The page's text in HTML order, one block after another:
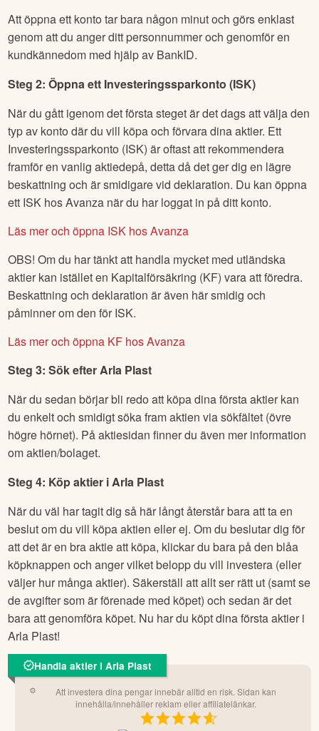
Att öppna ett konto tar bara någon minut och görs enklast
genom att du anger ditt personnummer och genomför en
kundkännedom med hjälp av BankID.
Steg 2: Öppna ett Investeringssparkonto (ISK)
När du gått igenom det första steget är det dags att välja den
typ av konto där du vill köpa och förvara dina aktier. Ett
Investeringssparkonto (ISK) är oftast att rekommendera
framför en vanlig aktiedepå, detta då det ger dig en lägre
beskattning och är smidigare vid deklaration. Du kan öppna
ett ISK hos Avanza när du har loggat in på ditt konto.
Läs mer och öppna ISK hos Avanza
OBS! Om du har tänkt att handla mycket med utländska
aktier kan istället en Kapitalförsäkring (KF) vara att föredra.
Beskattning och deklaration är även här smidig och
påminner om den för ISK.
Läs mer och öppna KF hos Avanza
Steg 3: Sök efter Arla Plast
När du sedan börjar bli redo att köpa dina första aktier kan
du enkelt och smidigt söka fram aktien via sökfältet (övre
högre hörnet). På aktiesidan finner du även mer information
om aktien/bolaget.
Steg 4: Köp aktier i Arla Plast
När du väl har tagit dig så här långt återstår bara att ta en
beslut om du vill köpa aktien eller ej. Om du beslutar dig för
att det är en bra aktie att köpa, klickar du bara på den blåa
köpknappen och anger vilket belopp du vill investera (eller
väljer hur många aktier). Säkerställ att allt ser rätt ut (samt se
de avgifter som är förenade med köpet) och sedan är det
bara att genomföra köpet. Nu har du köpt dina första aktier i
Arla Plast!
Handla aktier i Arla Plast
Att investera dina pengar innebär alltid en risk. Sidan kan
innehålla/innehåller reklam eller affiliatelänkar.